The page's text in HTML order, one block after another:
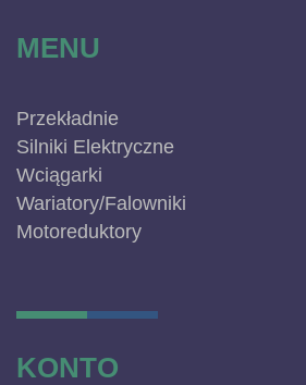
MENU
Przekładnie
Silniki Elektryczne
Wciągarki
Wariatory/Falowniki
Motoreduktory
KONTO